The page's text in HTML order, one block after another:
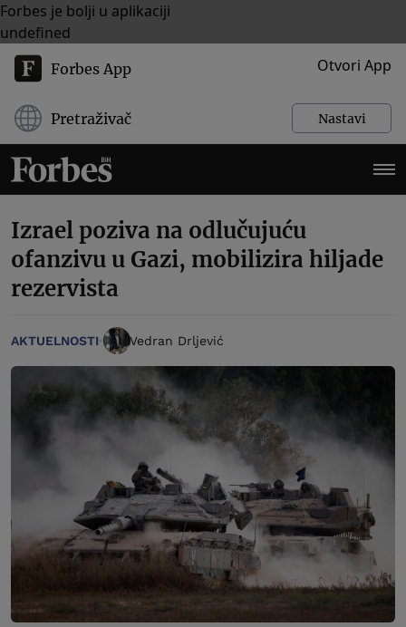
Forbes je bolji u aplikaciji
undefined
Forbes App Otvori App
Pretraživač Nastavi
Izrael poziva na odlučujuću
ofanzivu u Gazi, mobilizira hiljade
rezervista
AKTUELNOSTI Vedran Drljević